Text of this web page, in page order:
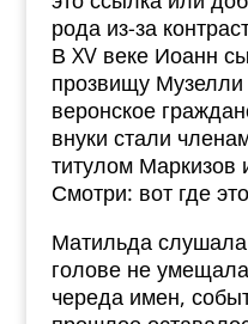
рода из-за
В XV веке Иоанн
прозвищу
веронское
внуки стали
титулом Маркизов
Смотри: вот где
Матильда
голове не
череда имен,